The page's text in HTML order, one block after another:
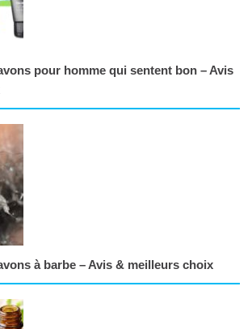
pour homme qui sentent bon – Avis
à barbe – Avis & meilleurs choix